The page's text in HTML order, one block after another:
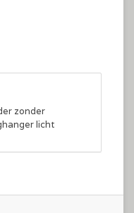
zonder
licht